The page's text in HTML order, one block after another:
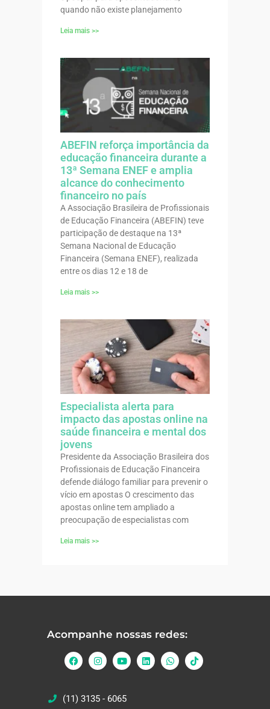
quando não existe planejamento
Leia mais >>
ABEFIN reforça importância da
educação financeira durante a
13ª Semana ENEF e amplia
alcance do conhecimento
financeiro no país
A Associação Brasileira de Profissionais
de Educação Financeira (ABEFIN) teve
participação de destaque na 13ª
Semana Nacional de Educação
Financeira (Semana ENEF), realizada
entre os dias 12 e 18 de
Leia mais >>
Especialista alerta para
impacto das apostas online na
saúde financeira e mental dos
jovens
Presidente da Associação Brasileira dos
Profissionais de Educação Financeira
defende diálogo familiar para prevenir o
vício em apostas O crescimento das
apostas online tem ampliado a
preocupação de especialistas com
Leia mais >>
Acompanhe nossas redes:
(11) 3135 - 6065